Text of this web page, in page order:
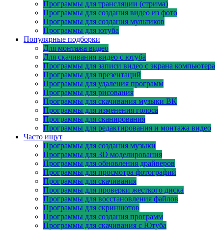
Программы для трансляции (стрима)
Программы для создания видео из фото
Программы для создания мультиков
Программы для ютуба
Популярные подборки
Для монтажа видео
Для скачивания видео с ютуба
Программы для записи видео с экрана компьютера
Программы для презентаций
Программы для удаления программ
Программы для рисования
Программы для скачивания музыки ВК
Программы для изменения голоса
Программы для сканирования
Программы для редактирования и монтажа видео
Часто ищут
Программы для создания музыки
Программы для 3D моделирования
Программы для обновления драйверов
Программы для просмотра фотографий
Программы для скачивания
Программы для проверки жесткого диска
Программы для восстановления файлов
Программы для скриншотов
Программы для создания программ
Программы для скачивания с Ютуба